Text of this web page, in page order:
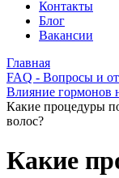
Контакты
Блог
Вакансии
Главная
FAQ - Вопросы и
Влияние гормонов
Какие процедуры
волос?
Какие